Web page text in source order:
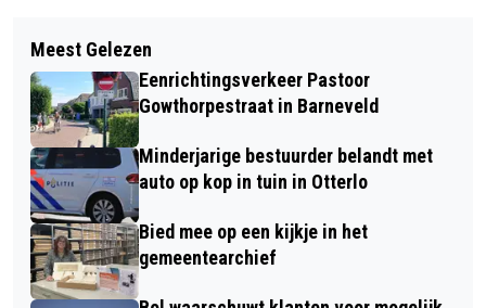
BARNEVELD EN LIANDER MAKEN
ELEKTRICITEITSNET KLAAR VOOR DE
TOEKOMST
MILIEUTRANSITIE BRENGT
ONDERNEMERS IN HET CENTRUM VAN
EDE IN DE PROBLEMEN
Meest Gelezen
Eenrichtingsverkeer Pastoor
Gowthorpestraat in Barneveld
Minderjarige bestuurder belandt met
auto op kop in tuin in Otterlo
Bied mee op een kijkje in het
gemeentearchief